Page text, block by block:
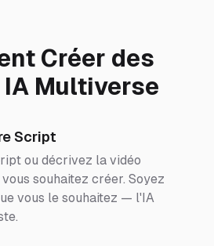
Créer des
Multiverse
Script
ou décrivez la vidéo
souhaitez créer. Soyez
vous le souhaitez — l'IA